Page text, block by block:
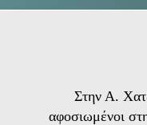
Στην Α.
αφοσιωμένοι